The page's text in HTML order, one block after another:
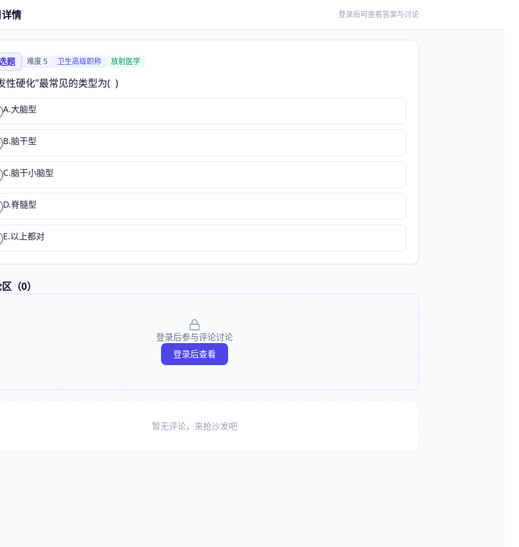
情 登录后可查看答案与讨论
题 难度5 卫生高级职称 放射医学
性硬化”最常见的类型为(  )
A.大脑型
B.脑干型
C.脑干小脑型
D.脊髓型
E.以上都对
（0）
登录后参与评论讨论
登录后查看
暂无评论，来抢沙发吧